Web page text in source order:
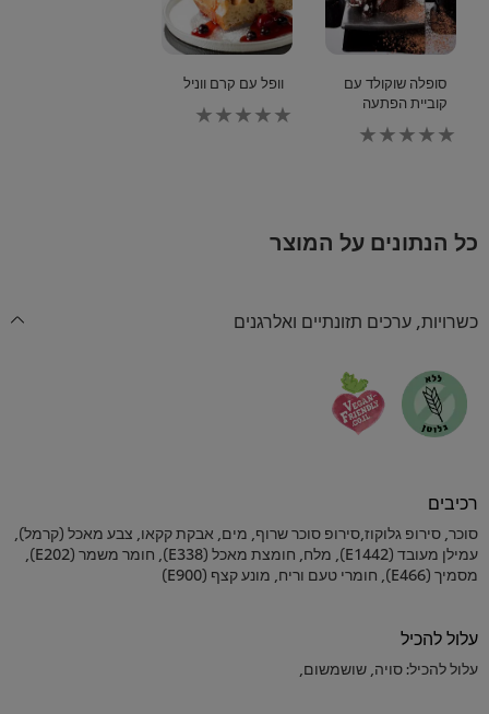
סופלה שוקולד עם
קוביית הפתעה
וופל עם קרם ווניל
כל הנתונים על המוצר
כשרויות, ערכים תזונתיים ואלרגנים
רכיבים
סוכר, סירופ גלוקוז,סירופ סוכר שרוף, מים, אבקת קקאו, צבע מאכל (קרמל),
עמילן מעובד (E1442), מלח, חומצת מאכל (E338), חומר משמר (E202),
מסמיך (E466), חומרי טעם וריח, מונע קצף (E900)
עלול להכיל
עלול להכיל: סויה, שושמשום,